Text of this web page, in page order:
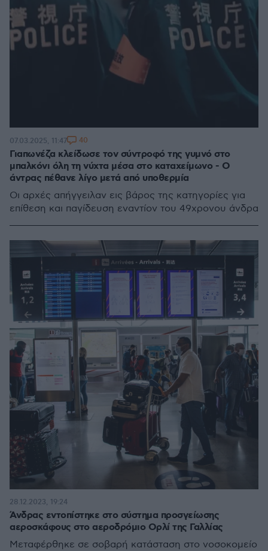
Γιαπωνέζα κλείδωσε τον σύντροφό της γυμνό στο
μπαλκόνι όλη τη νύχτα μέσα στο καταχείμωνο - Ο
άντρας πέθανε λίγο μετά από υποθερμία
Οι αρχές απήγγειλαν εις βάρος της κατηγορίες για
επίθεση και παγίδευση εναντίον του 49χρονου άνδρα
07.03.2025, 11:47 40
Άνδρας εντοπίστηκε στο σύστημα προσγείωσης
αεροσκάφους στο αεροδρόμιο Ορλί της Γαλλίας
Μεταφέρθηκε σε σοβαρή κατάσταση στο νοσοκομείο
28.12.2023, 19:24